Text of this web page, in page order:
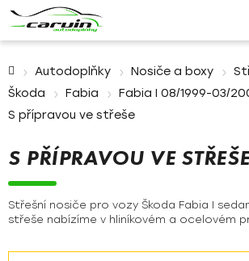
Autodoplňky Nosiče a boxy
Škoda
Fabia Fabia I 08/1999-03/
S přípravou ve střeše
S PŘÍPRAVOU VE
Střešní nosiče pro vozy Škoda Fabia I
střeše nabízíme v hliníkovém a ocelovém